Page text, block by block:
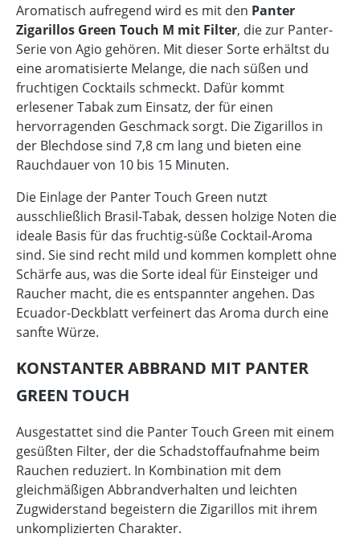
Aromatisch aufregend wird es mit den Panter
Zigarillos Green Touch M mit Filter, die zur Panter-
Serie von Agio gehören. Mit dieser Sorte erhältst du
eine aromatisierte Melange, die nach süßen und
fruchtigen Cocktails schmeckt. Dafür kommt
erlesener Tabak zum Einsatz, der für einen
hervorragenden Geschmack sorgt. Die Zigarillos in
der Blechdose sind 7,8 cm lang und bieten eine
Rauchdauer von 10 bis 15 Minuten.
Die Einlage der Panter Touch Green nutzt
ausschließlich Brasil-Tabak, dessen holzige Noten die
ideale Basis für das fruchtig-süße Cocktail-Aroma
sind. Sie sind recht mild und kommen komplett ohne
Schärfe aus, was die Sorte ideal für Einsteiger und
Raucher macht, die es entspannter angehen. Das
Ecuador-Deckblatt verfeinert das Aroma durch eine
sanfte Würze.
KONSTANTER ABBRAND MIT PANTER
GREEN TOUCH
Ausgestattet sind die Panter Touch Green mit einem
gesüßten Filter, der die Schadstoffaufnahme beim
Rauchen reduziert. In Kombination mit dem
gleichmäßigen Abbrandverhalten und leichten
Zugwiderstand begeistern die Zigarillos mit ihrem
unkomplizierten Charakter.